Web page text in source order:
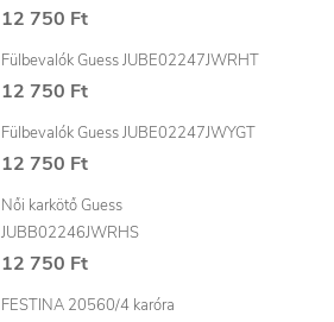
12 750 Ft
Fülbevalók Guess JUBE02247JWRHT
12 750 Ft
Fülbevalók Guess JUBE02247JWYGT
12 750 Ft
Női karkötő Guess
JUBB02246JWRHS
12 750 Ft
FESTINA 20560/4 karóra